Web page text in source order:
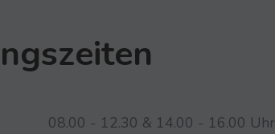
08.00 - 12.30 & 14.00 - 16.00 Uhr